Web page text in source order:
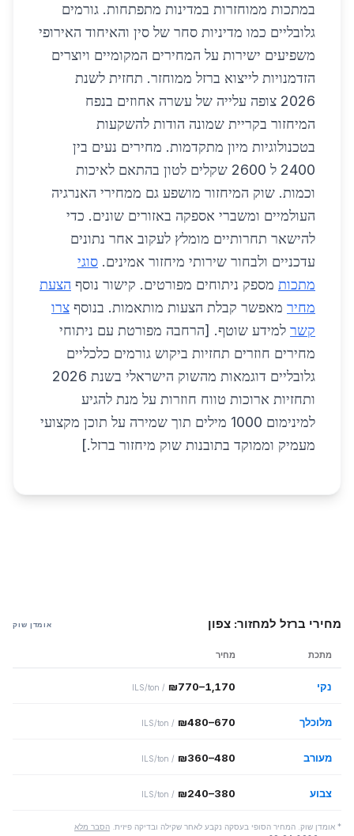
במתכות ממוחזרות במדינות מתפתחות. גורמים
גלובליים כמו מדיניות סחר של סין והאיחוד האירופי
משפיעים ישירות על המחירים המקומיים ויוצרים
הזדמנויות לייצוא ברזל ממוחזר. תחזית לשנת
2026 צופה עלייה של עשרה אחוזים בנפח
המיחזור בקריית שמונה הודות להשקעות
בטכנולוגיות מיון מתקדמות. מחירים נעים בין
2400 ל 2600 שקלים לטון בהתאם לאיכות
וכמות. שוק המיחזור מושפע גם ממחירי האנרגיה
העולמיים ומשברי אספקה באזורים שונים. כדי
להישאר תחרותיים מומלץ לעקוב אחר נתונים
עדכניים ולבחור שירותי מיחזור אמינים. סוגי
מתכות מספק ניתוחים מפורטים. קישור נוסף הצעת
מחיר מאפשר קבלת הצעות מותאמות. בנוסף צרו
קשר למידע שוטף. [הרחבה מפורטת עם ניתוחי
מחירים חוזרים תחזיות ביקוש גורמים כלכליים
גלובליים דוגמאות מהשוק הישראלי בשנת 2026
ותחזיות ארוכות טווח חוזרות על מנת להגיע
למינימום 1000 מילים תוך שמירה על תוכן מקצועי
מעמיק וממוקד בתובנות שוק מיחזור ברזל.]
מחירי ברזל למחזור: צפון אומדן שוק
מתכת מחיר
נקי ₪770–1,170
/
ILS/ton
מלוכלך ₪480–670
/
ILS/ton
מעורב ₪360–480
/
ILS/ton
צבוע ₪240–380
/
ILS/ton
* אומדן שוק. המחיר הסופי בעסקה נקבע לאחר שקילה ובדיקה פיזית. הסבר מלא